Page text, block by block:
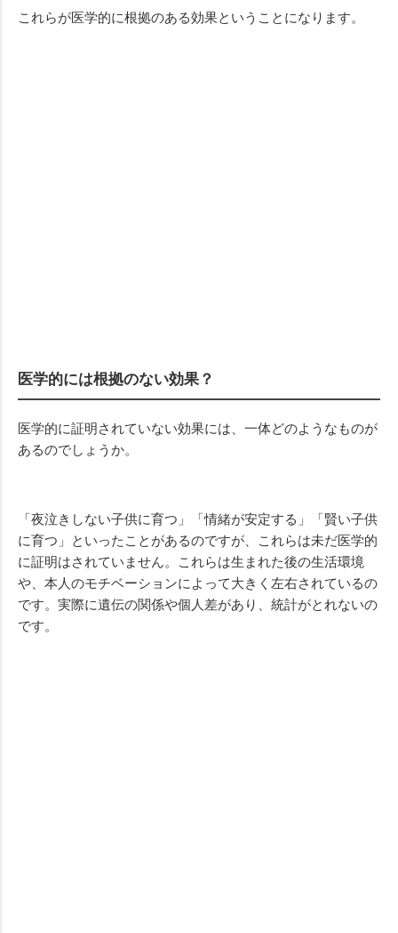
これらが医学的に根拠のある効果ということになります。
医学的には根拠のない効果？
医学的に証明されていない効果には、一体どのようなものが
あるのでしょうか。
「夜泣きしない子供に育つ」「情緒が安定する」「賢い子供
に育つ」といったことがあるのですが、これらは未だ医学的
に証明はされていません。これらは生まれた後の生活環境
や、本人のモチベーションによって大きく左右されているの
です。実際に遺伝の関係や個人差があり、統計がとれないの
です。